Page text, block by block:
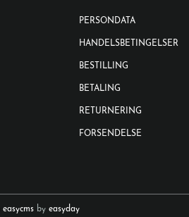
PERSONDATA
HANDELSBETINGELSER
BESTILLING
BETALING
RETURNERING
FORSENDELSE
easycms by easyday